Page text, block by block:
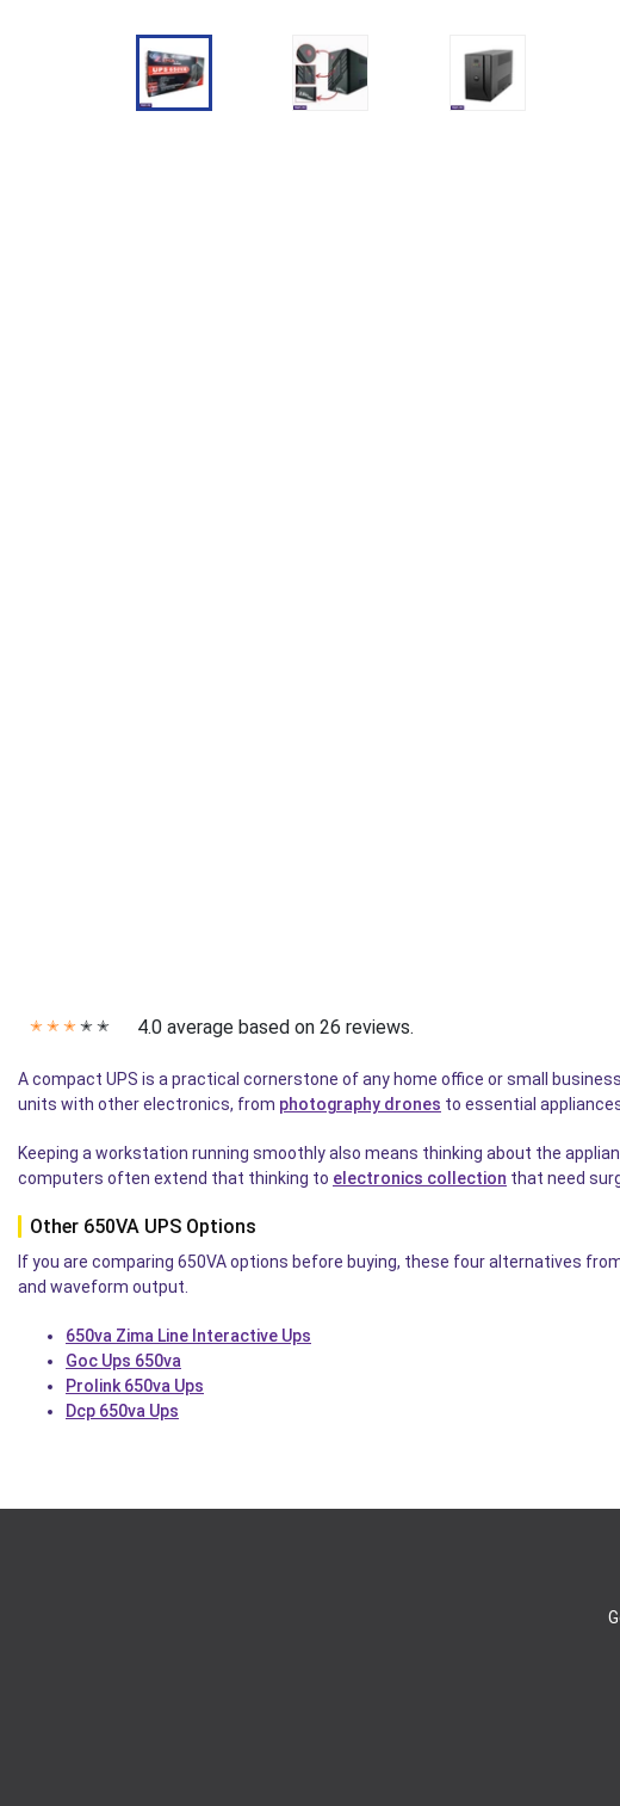
✭ ✭ ✭ ✭ ✭ 4.0 average based on 26 reviews.
A compact UPS is a practical cornerstone of any home office or small
units with other electronics, from photography drones to essential
Keeping a workstation running smoothly also means thinking about the
computers often extend that thinking to electronics collection that need
Other 650VA UPS Options
If you are comparing 650VA options before buying, these four alternatives
and waveform output.
650va Zima Line Interactive Ups
Goc Ups 650va
Prolink 650va Ups
Dcp 650va Ups